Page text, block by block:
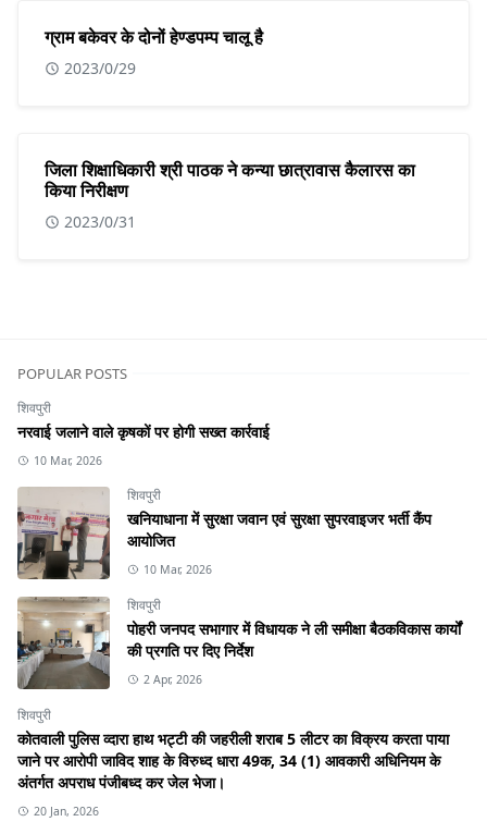
ग्राम बकेवर के दोनों हेण्डपम्प चालू है
2023/0/29
जिला शिक्षाधिकारी श्री पाठक ने कन्या छात्रावास कैलारस का
किया निरीक्षण
2023/0/31
POPULAR POSTS
शिवपुरी
नरवाई जलाने वाले कृषकों पर होगी सख्त कार्रवाई
10 Mar, 2026
शिवपुरी
खनियाधाना में सुरक्षा जवान एवं सुरक्षा सुपरवाइजर भर्ती कैंप
आयोजित
10 Mar, 2026
शिवपुरी
पोहरी जनपद सभागार में विधायक ने ली समीक्षा बैठकविकास कार्यों
की प्रगति पर दिए निर्देश
2 Apr, 2026
शिवपुरी
कोतवाली पुलिस व्दारा हाथ भट्टी की जहरीली शराब 5 लीटर का विक्रय करता पाया
जाने पर आरोपी जाविद शाह के विरुध्द धारा 49क, 34 (1) आवकारी अधिनियम के
अंतर्गत अपराध पंजीबध्द कर जेल भेजा।
20 Jan, 2026